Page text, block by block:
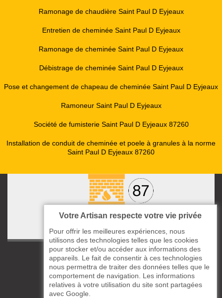
Ramonage de chaudière Saint Paul D Eyjeaux
Entretien de cheminée Saint Paul D Eyjeaux
Ramonage de cheminée Saint Paul D Eyjeaux
Débistrage de cheminée Saint Paul D Eyjeaux
Pose et changement de chapeau de cheminée Saint Paul D Eyjeaux
Ramoneur Saint Paul D Eyjeaux
Société de fumisterie Saint Paul D Eyjeaux 87260
Installation de conduit de cheminée et poele à granules à la norme
Saint Paul D Eyjeaux 87260
ccas le Bourg
87220 Boisseuil
05 33 06 14 49
Votre Artisan respecte votre vie privée
Pour offrir les meilleures expériences, nous
utilisons des technologies telles que les cookies
pour stocker et/ou accéder aux informations des
appareils. Le fait de consentir à ces technologies
nous permettra de traiter des données telles que le
comportement de navigation. Les informations
relatives à votre utilisation du site sont partagées
avec Google.